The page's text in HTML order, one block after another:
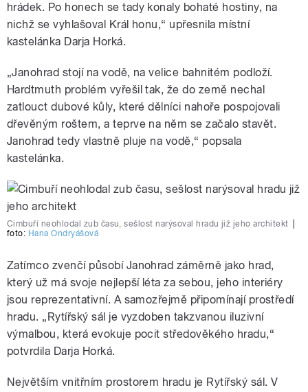
hrádek. Po honech se tady konaly bohaté hostiny, na
nichž se vyhlašoval Král honu,“ upřesnila místní
kastelánka Darja Horká.
„Janohrad stojí na vodě, na velice bahnitém podloží.
Hardtmuth problém vyřešil tak, že do země nechal
zatlouct dubové kůly, které dělníci nahoře pospojovali
dřevěným roštem, a teprve na něm se začalo stavět.
Janohrad tedy vlastně pluje na vodě,“ popsala
kastelánka.
Cimbuří neohlodal zub času, sešlost narýsoval hradu již jeho architekt
foto: Hana Ondryášová
Zatímco zvenčí působí Janohrad záměrně jako hrad,
který už má svoje nejlepší léta za sebou, jeho interiéry
jsou reprezentativní. A samozřejmě připomínají prostředí
hradu. „Rytířský sál je vyzdoben takzvanou iluzivní
výmalbou, která evokuje pocit středověkého hradu,“
potvrdila Darja Horká.
Největším vnitřním prostorem hradu je Rytířský sál. V